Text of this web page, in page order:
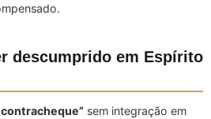
descumprido em Espírito
sem integração em